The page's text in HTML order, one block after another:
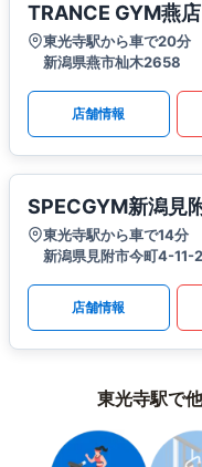
TRANCE GYM燕店
東光寺駅から車で20分
新潟県燕市杣木2658
店舗情報
SPECGYM新潟見
東光寺駅から車で14分
新潟県見附市今町4-11-
店舗情報
東光寺駅で